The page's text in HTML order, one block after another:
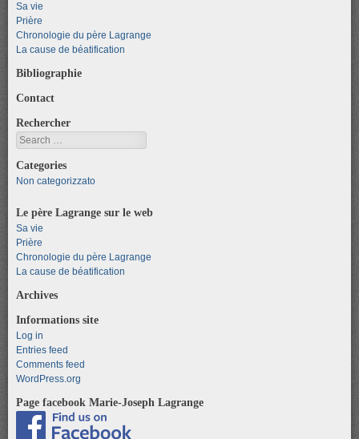
Sa vie
Prière
Chronologie du père Lagrange
La cause de béatification
Bibliographie
Contact
Rechercher
Search
Categories
Non categorizzato
Le père Lagrange sur le web
Sa vie
Prière
Chronologie du père Lagrange
La cause de béatification
Archives
Informations site
Log in
Entries feed
Comments feed
WordPress.org
Page facebook Marie-Joseph Lagrange